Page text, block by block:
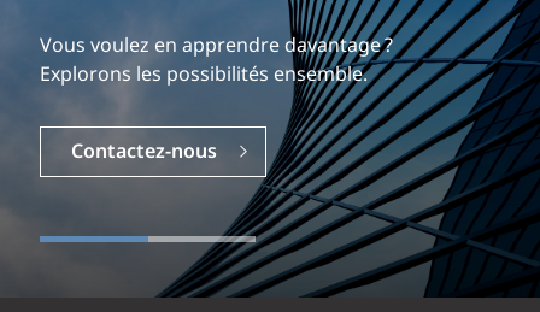
Notre expérience est ce qui nous différencie.
Explorez une carrière dynamique et gratifiante
chez EXP.
Carrières